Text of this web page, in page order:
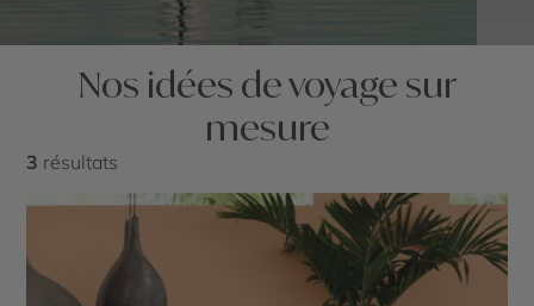
Nos idées de voyage sur
mesure
3 résultats